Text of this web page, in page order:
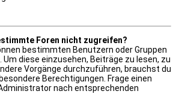
Foren nicht zugreifen?
bestimmten Benutzern oder Gruppen
Um diese einzusehen, Beiträge zu lesen, zu
Vorgänge durchzuführen, brauchst du
Berechtigungen. Frage einen
nach entsprechenden